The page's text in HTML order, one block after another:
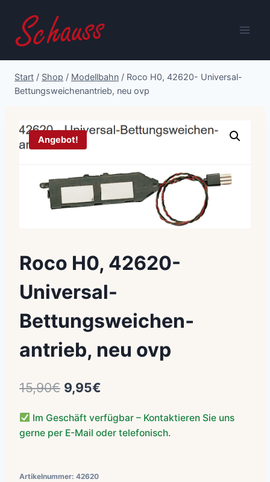
Inhalt
springen
Start / Shop / Modellbahn / Roco H0, 42620- Universal-
Bettungsweichen­­antrieb, neu ovp
Angebot!
Roco H0, 42620-
Universal-
Bettungsweichen­­
antrieb, neu ovp
15,90€ Ursprünglicher
war:
9,95€
ist:
Im Geschäft verfügbar – Kontaktieren Sie uns
gerne per E-Mail oder telefonisch.
Artikelnummer: 42620